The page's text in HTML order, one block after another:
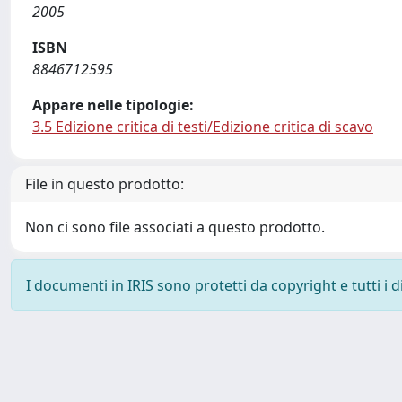
2005
ISBN
8846712595
Appare nelle tipologie:
3.5 Edizione critica di testi/Edizione critica di scavo
File in questo prodotto:
Non ci sono file associati a questo prodotto.
I documenti in IRIS sono protetti da copyright e tutti i